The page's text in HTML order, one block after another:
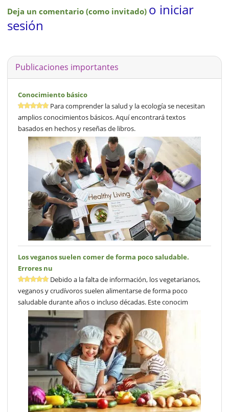
Deja un comentario (como invitado) o iniciar
sesión
Publicaciones importantes
Conocimiento básico
Para comprender la salud y la ecología se necesitan
amplios conocimientos básicos. Aquí encontrará textos
basados en hechos y reseñas de libros.
Los veganos suelen comer de forma poco saludable.
Errores nu
Debido a la falta de información, los vegetarianos,
veganos y crudívoros suelen alimentarse de forma poco
saludable durante años o incluso décadas. Este conocim